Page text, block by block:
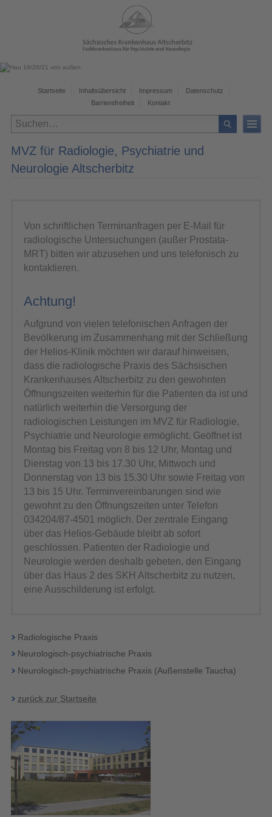
Startseite Inhaltsübersicht Impressum
Datenschutz
Barrierefreiheit
Kontakt
MVZ für Radiologie, Psychiatrie und
Neurologie Altscherbitz
Von schriftlichen Terminanfragen per E-Mail für
radiologische Untersuchungen (außer Prostata-
MRT) bitten wir abzusehen und uns telefonisch zu
kontaktieren.
Achtung!
Aufgrund von vielen telefonischen Anfragen der
Bevölkerung im Zusammenhang mit der Schließung
der Helios-Klinik möchten wir darauf hinweisen,
dass die radiologische Praxis des Sächsischen
Krankenhauses Altscherbitz zu den gewohnten
Öffnungszeiten weiterhin für die Patienten da ist und
natürlich weiterhin die Versorgung der
radiologischen Leistungen im MVZ für Radiologie,
Psychiatrie und Neurologie ermöglicht. Geöffnet ist
Montag bis Freitag von 8 bis 12 Uhr, Montag und
Dienstag von 13 bis 17.30 Uhr, Mittwoch und
Donnerstag von 13 bis 15.30 Uhr sowie Freitag von
13 bis 15 Uhr. Terminvereinbarungen sind wie
gewohnt zu den Öffnungszeiten unter Telefon
034204/87-4501 möglich. Der zentrale Eingang
über das Helios-Gebäude bleibt ab sofort
geschlossen. Patienten der Radiologie und
Neurologie werden deshalb gebeten, den Eingang
über das Haus 2 des SKH Altscherbitz zu nutzen,
eine Ausschilderung ist erfolgt.
Radiologische Praxis
Neurologisch-psychiatrische Praxis
Neurologisch-psychiatrische Praxis (Außenstelle Taucha)
zurück zur Startseite